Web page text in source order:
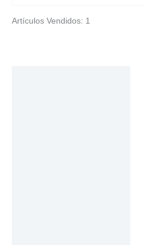
Artículos Vendidos: 1